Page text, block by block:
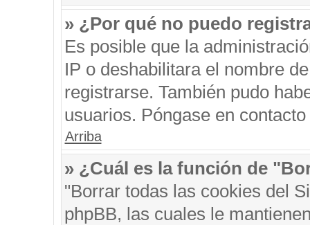
» ¿Por qué no puedo
Es posible que la
IP o deshabilitara el nombre
registrarse. También pudo
usuarios. Póngase en
Arriba
» ¿Cuál es la función de
"Borrar todas las cookies del
phpBB, las cuales le